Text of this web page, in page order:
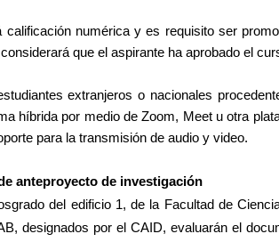
calificación numérica y es requisito ser
que el aspirante ha aprobado el
extranjeros o nacionales
híbrida por medio de Zoom, Meet u otra
para la transmisión de audio y video.
anteproyecto de investigación
del edificio 1, de la Facultad de
designados por el CAID, evaluarán el